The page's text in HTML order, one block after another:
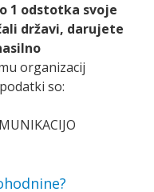
1 odstotka svoje
državi, darujete
organizacij
so: